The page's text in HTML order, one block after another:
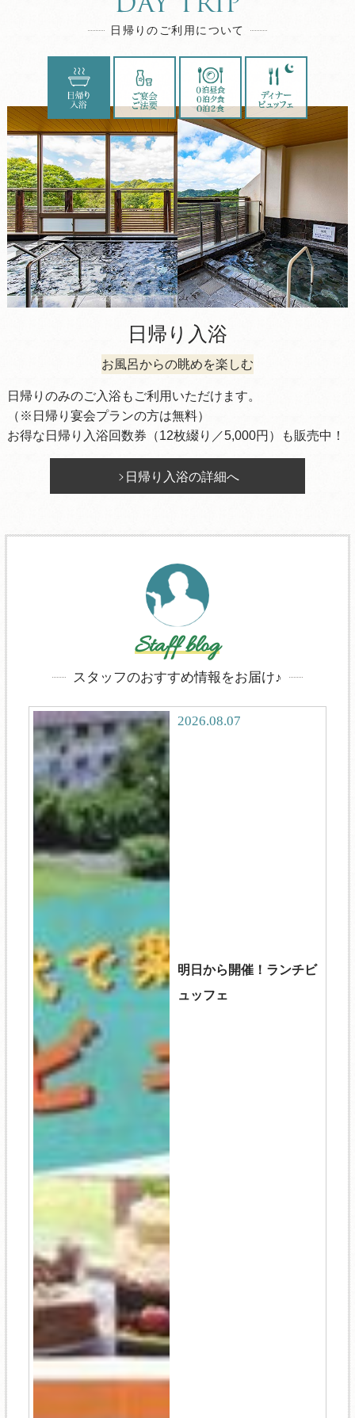
DAY TRIP
日帰りのご利用について
日帰り入浴
お風呂からの眺めを楽しむ
日帰りのみのご入浴もご利用いただけます。
（※日帰り宴会プランの方は無料）
お得な日帰り入浴回数券（12枚綴り／5,000円）も販売中！
日帰り入浴の詳細へ
Staff blog
スタッフのおすすめ情報をお届け♪
2026.08.07
明日から開催！ランチビ
ュッフェ